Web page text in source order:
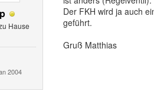
Hause
2004
Der FKH wird ja auch
geführt.
Gruß Matthias